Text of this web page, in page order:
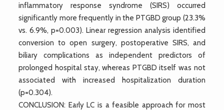
inflammatory response syndrome (SIRS) occurred
significantly more frequently in the PTGBD group (23.3%
vs. 6.9%, p=0.003). Linear regression analysis identified
conversion to open surgery, postoperative SIRS, and
biliary complications as independent predictors of
prolonged hospital stay, whereas PTGBD itself was not
associated with increased hospitalization duration
(p=0.304).
CONCLUSION: Early LC is a feasible approach for most